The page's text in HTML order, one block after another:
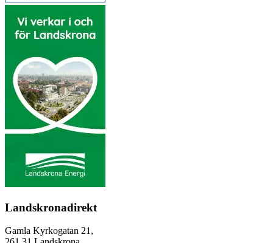
Landskronadirekt
Gamla Kyrkogatan 21,